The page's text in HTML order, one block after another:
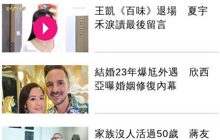
王凱《百味》退場 夏宇
禾淚讀最後留言
結婚23年爆尪外遇 欣西
亞曝婚姻修復內幕
家族沒人活過50歲 蔣友